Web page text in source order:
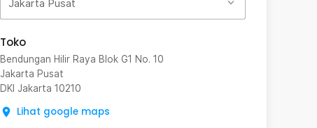
Jakarta Pusat
Toko
Bendungan Hilir Raya Blok G1 No. 10
Jakarta Pusat
DKI Jakarta 10210
Lihat google maps